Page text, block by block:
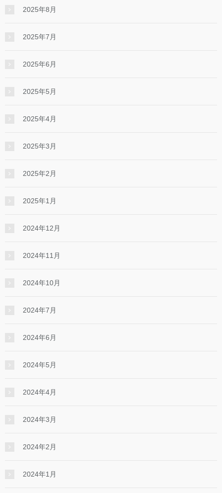
2025年8月
2025年7月
2025年6月
2025年5月
2025年4月
2025年3月
2025年2月
2025年1月
2024年12月
2024年11月
2024年10月
2024年7月
2024年6月
2024年5月
2024年4月
2024年3月
2024年2月
2024年1月